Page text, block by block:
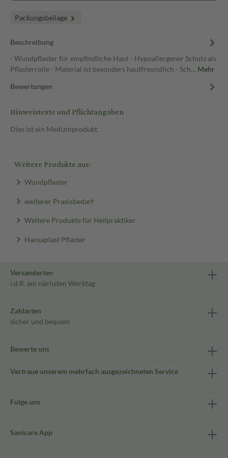
Packungsbeilage
Beschreibung
- Wundpflaster für empfindliche Haut - Hypoallergener Schutz als
Pflasterrolle - Material ist besonders hautfreundlich - Sch… Mehr
Bewertungen
Hinweistexte und Pflichtangaben
Dies ist ein Medizinprodukt.
Weitere Produkte aus:
Wundpflaster
weiterer Praxisbedarf
Weitere Produkte für Heilpraktiker
Hansaplast Pflaster
Versandarten
i.d.R. am nächsten Werktag
Zahlarten
sicher und bequem
Bewerte uns
Vertraue unserem mehrfach ausgezeichneten Service
Folge uns
Sanicare App